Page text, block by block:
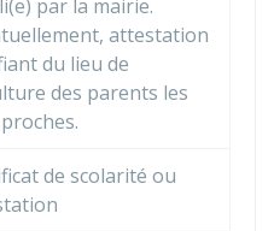
par la mairie.
attestation
du lieu de
des parents les
de scolarité ou